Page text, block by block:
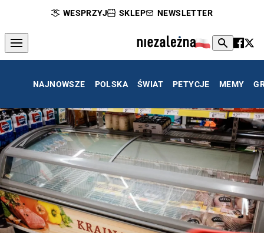
WESPRZYJ SKLEP NEWSLETTER
NAJNOWSZE POLSKA ŚWIAT PETYCJE MEMY